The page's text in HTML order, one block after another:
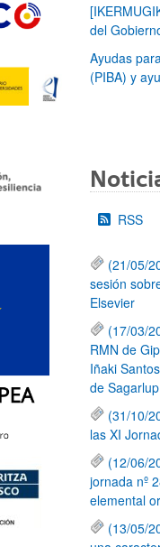
del
Ayudas
(PIBA) y
RSS
(21/05/
sesión
Elsevier
(17/03/
RMN de
Iñaki
de
(31/10/
las XI
(12/06/
jornada nº
elemental
(13/05/